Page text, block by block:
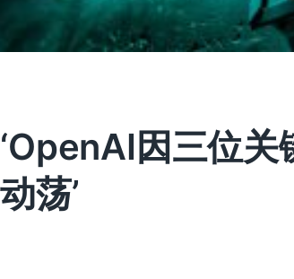
‘OpenAI因三位
动荡’